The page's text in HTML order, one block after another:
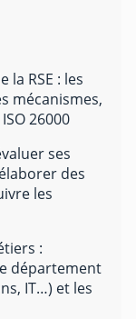
la RSE : les
mécanismes,
26000
ses
des
les
:
département
IT…) et les